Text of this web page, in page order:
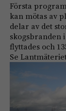
Första
kan mötas av
delar av det
skogsbranden i
flyttades och
Se